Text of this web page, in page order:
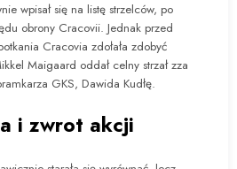
wpisał się na listę strzelców, po
obrony Cracovii. Jednak przed
Cracovia zdołała zdobyć
Maigaard oddał celny strzał zza
GKS, Dawida Kudłę.
i zwrot akcji